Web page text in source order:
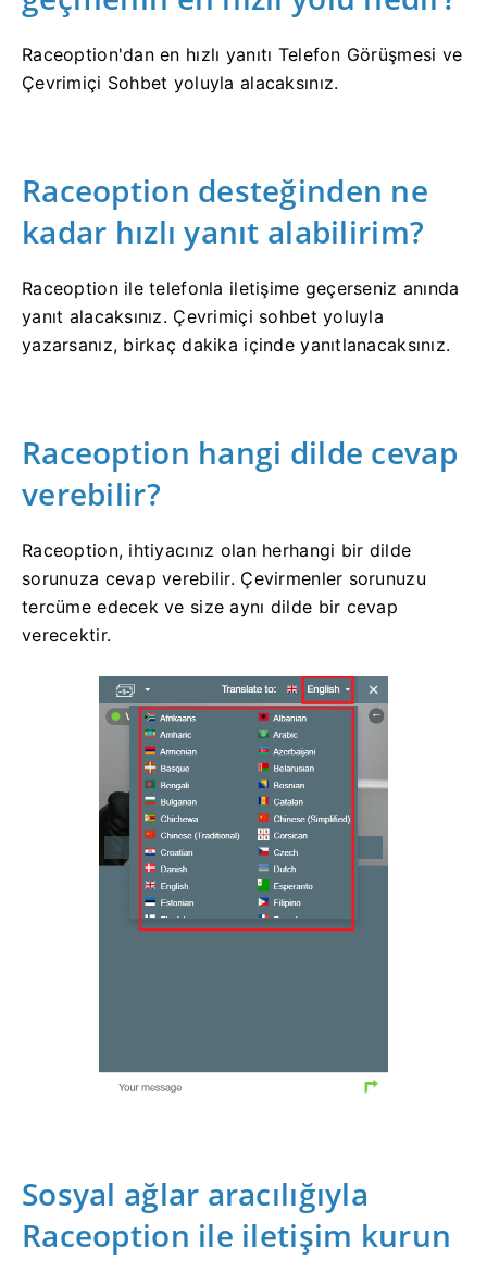
Raceoption'dan en hızlı yanıtı Telefon Görüşmesi ve
Çevrimiçi Sohbet yoluyla alacaksınız.
Raceoption desteğinden ne
kadar hızlı yanıt alabilirim?
Raceoption ile telefonla iletişime geçerseniz anında
yanıt alacaksınız. Çevrimiçi sohbet yoluyla
yazarsanız, birkaç dakika içinde yanıtlanacaksınız.
Raceoption hangi dilde cevap
verebilir?
Raceoption, ihtiyacınız olan herhangi bir dilde
sorunuza cevap verebilir. Çevirmenler sorunuzu
tercüme edecek ve size aynı dilde bir cevap
verecektir.
Sosyal ağlar aracılığıyla
Raceoption ile iletişim kurun